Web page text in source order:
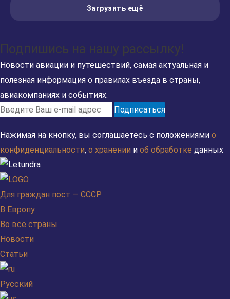
Загрузить ещё
Подпишись на нашу рассылку!
Новости авиации и путешествий, самая актуальная и
полезная информация о правилах въезда в страны,
авиакомпаниях и событиях.
Подписаться
Нажимая на кнопку, вы соглашаетесь с положениями о
конфиденциальности, о хранении и об обработке данных
Для граждан пост — СССР
В Европу
Во все страны
Новости
Статьи
Русский